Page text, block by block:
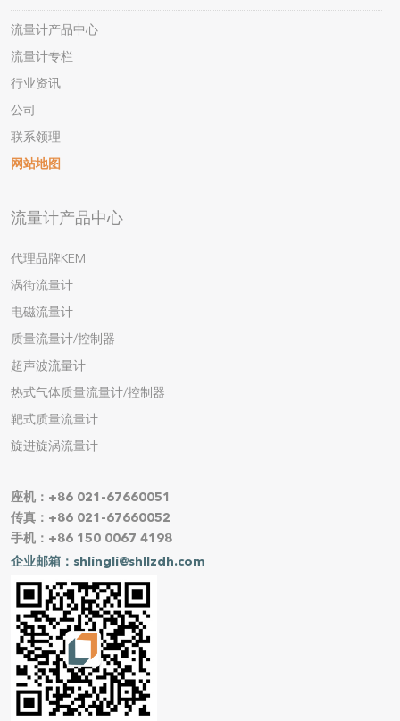
流量计产品中心
流量计专栏
行业资讯
公司
联系领理
网站地图
流量计产品中心
代理品牌KEM
涡街流量计
电磁流量计
质量流量计/控制器
超声波流量计
热式气体质量流量计/控制器
靶式质量流量计
旋进旋涡流量计
座机：+86 021-67660051
传真：+86 021-67660052
手机：+86 150 0067 4198
企业邮箱：shlingli@shllzdh.com